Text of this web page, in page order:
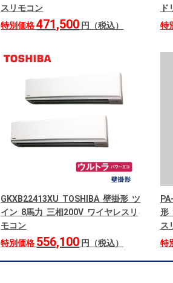
スリモコン
特別価格471,500 円（税込）
ド
特
GKXB22413XU TOSHIBA 壁掛形 ツ
イン 8馬力 三相200V ワイヤレスリ
モコン
特別価格 556,100 円（税込）
形
ス
特